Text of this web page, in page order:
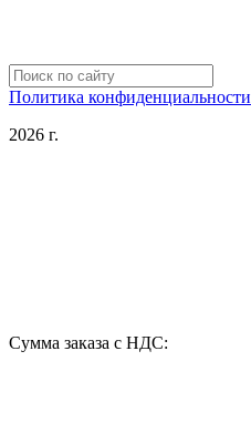
Политика конфиденциальности
2026 г.
Сумма заказа с НДС: